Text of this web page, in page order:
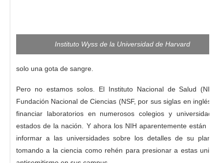
Instituto Wyss de la Universidad de Harvard
solo una gota de sangre.
Pero no estamos solos. El Instituto Nacional de Salud
Fundación Nacional de Ciencias (NSF, por sus siglas en inglés)
financiar laboratorios en numerosos colegios y
estados de la nación. Y ahora los NIH aparentemente están
informar a las universidades sobre los detalles de su plan.
tomando a la ciencia como rehén para presionar a estas